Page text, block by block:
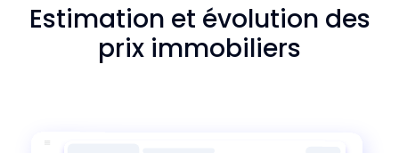
Estimation et évolution des
prix immobiliers